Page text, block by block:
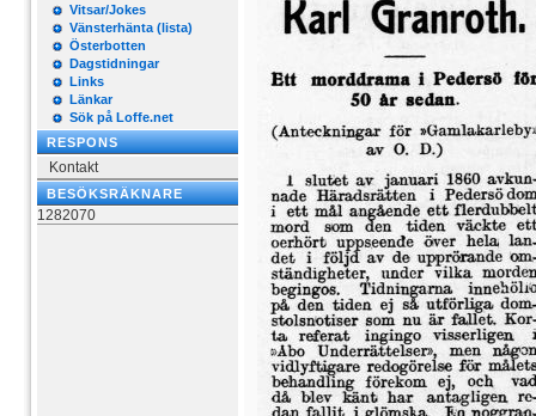
Vitsar/Jokes
Vänsterhänta (lista)
Österbotten
Dagstidningar
Links
Länkar
Sök på Loffe.net
RESPONS
Kontakt
BESÖKSRÄKNARE
1282070